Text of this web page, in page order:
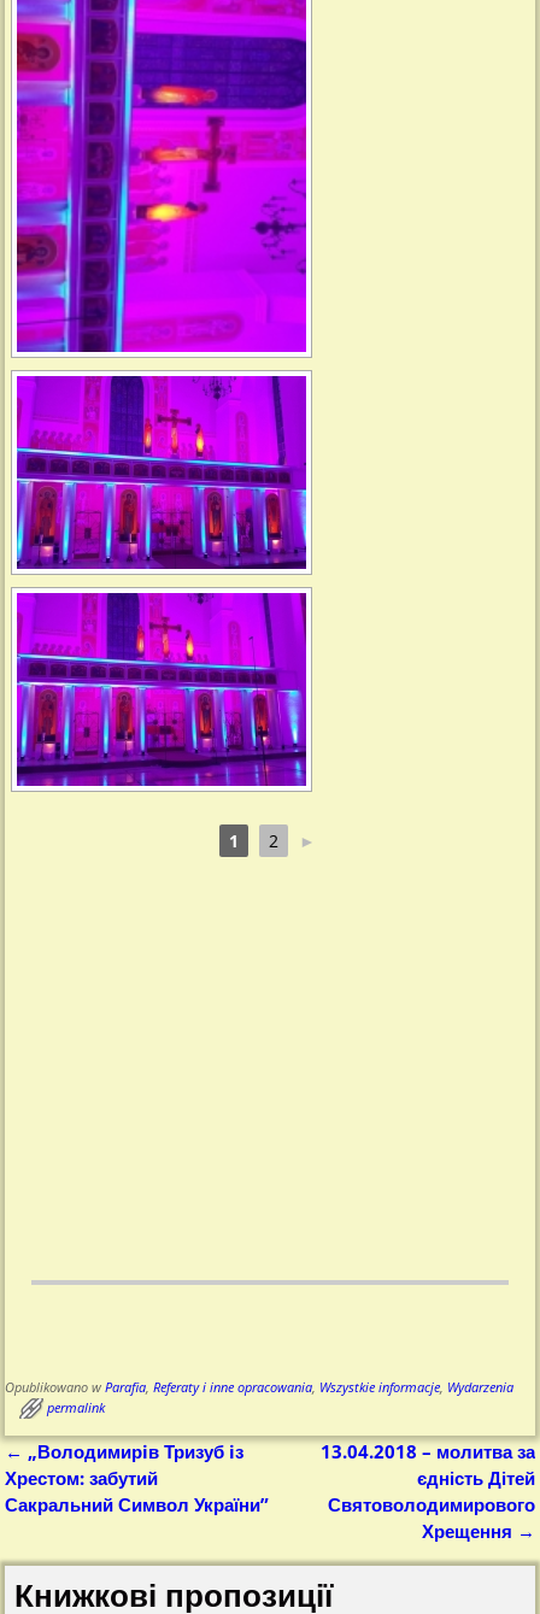
1 2 ►
Opublikowano w Parafia,Referaty i inne opracowania, Wszystkie informacje, Wydarzenia
permalink
Nawigacja
← „Володимирiв Тризуб iз
Хрестом: забутий
Сакральний Символ України”
13.04.2018 – молитва за
єдність Дітей
Святоволодимирового
Хрещення →
Книжкові пропозиції